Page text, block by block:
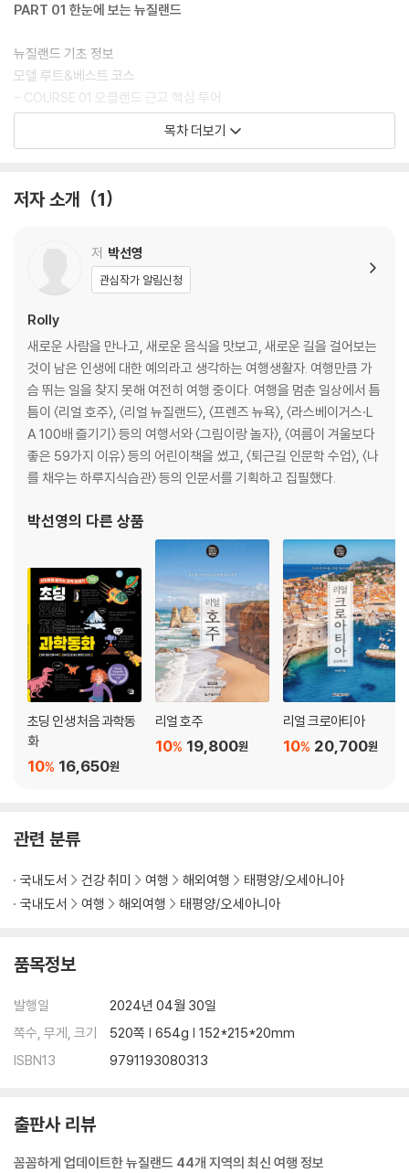
PART 01 한눈에 보는 뉴질랜드
뉴질랜드 기초 정보
모델 루트&베스트 코스
- COURSE 01 오클랜드 근교 핵심 투어
- COURSE 02 와인이 있는 미각 여행
- COURSE 03 가장 대중적인 코스
- COURSE 06 〈반지의 제왕〉 촬영지를 따라가는 북섬 마스터 루트
- COURSE 08 남섬의 하이라이트를 묶은
- COURSE 09 평생 잊지 못할 풍경
- COURSE 10 남섬 북부 키위 루트
- COURSE 11 남섬 여행의 결정판
뉴질랜드 교통
PART 02 한발 더 들어간 정보
뉴질랜드의 기후
뉴질랜드의 역사
뉴질랜드 원주민, 마오리
뉴질랜드 트램핑
뉴질랜드 와인
뉴질랜드의 동식물
뉴질랜드의 교육
뉴질랜드 여행의 보증 수표, 퀄 마크
뉴질랜드의 숙박
[THEME BOOK IN BOOK]
뉴질랜드에서 이건 꼭!
MUST DO! 꼭 해야 할 체험 BEST 7
MUST BUY! 꼭 사야 할 아이템 BEST 7
PART 03 진짜 뉴질랜드를 만나는 시간_북섬
오클랜드
REAL GUIDE_오클랜드의 선데이 마켓들
파 노스
코로만델 반도
왕가레이
기스본
REAL GUIDE_이스트랜드의 드라이브 코스
REAL GUIDE_세계에서 이름이 가장 긴 마을
목차 더보기
저자 소개 1
저 박선영
관심작가 알림신청
Rolly
새로운 사람을 만나고, 새로운 음식을 맛보고, 새로운 길을 걸어보는
것이 남은 인생에 대한 예의라고 생각하는 여행생활자. 여행만큼 가
슴 뛰는 일을 찾지 못해 여전히 여행 중이다. 여행을 멈춘 일상에서 틈
틈이 〈리얼 호주〉, 〈리얼 뉴질랜드〉, 〈프렌즈 뉴욕〉, 〈라스베이거스·L
A 100배 즐기기〉 등의 여행서와 〈그림이랑 놀자〉, 〈여름이 겨울보다
좋은 59가지 이유〉 등의 어린이책을 썼고, 〈퇴근길 인문학 수업〉, 〈나
를 채우는 하루지식습관〉 등의 인문서를 기획하고 집필했다.
박선영의 다른 상품
초딩 인생 처음 과학동
화
16,650원
10%
리얼 호주
19,800원
10%
리얼 크로아티아
20,700원
10%
관련 분류
국내도서 건강 취미 여행 해외여행
태평양/오세아니아
국내도서
여행 해외여행 태평양/오세아니아
품목정보
발행일
2024년 04월 30일
쪽수, 무게, 크기
520쪽 | 654g | 152*215*20mm
ISBN13
9791193080313
출판사 리뷰
꼼꼼하게 업데이트한 뉴질랜드 44개 지역의 최신 여행 정보